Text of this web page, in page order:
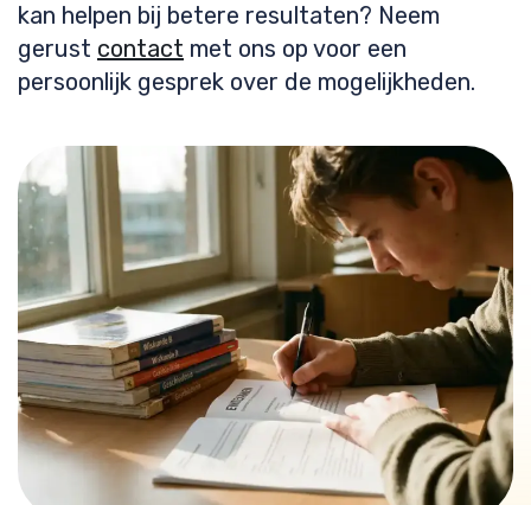
kan helpen bij betere resultaten? Neem
gerust contact met ons op voor een
persoonlijk gesprek over de mogelijkheden.